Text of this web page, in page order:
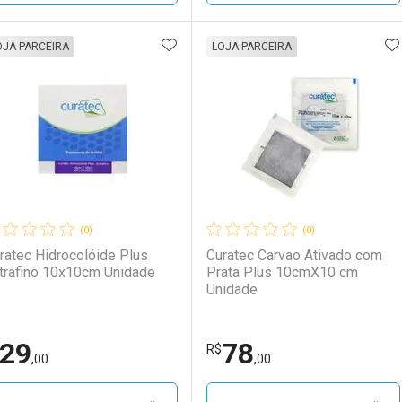
FECHAR
Ativar Desconto
FECHAR
Menos Laboratório
Ativar Desconto
Por Menos
(0)
Hidrocolóide Plus
Extrafino 10x10cm Unidade
PARCEIRA
29,00
ADICIONAR AOS FAVORITOS
(0)
Curatec Carvao Ativado com
Prata Plus 10cmX10 cm
Unidade
LOJA PARCEIRA
R$78,00